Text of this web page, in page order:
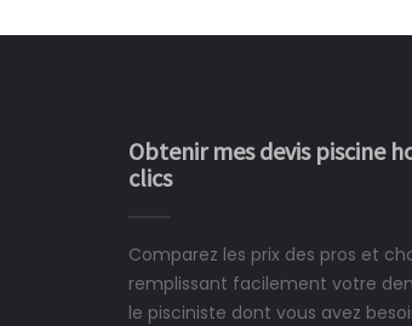
Obtenir mes devis piscine
clics
Comparez les prix des pros et
remplissant facilement votre
le pisciniste dont vous avez
Le rêve
construit